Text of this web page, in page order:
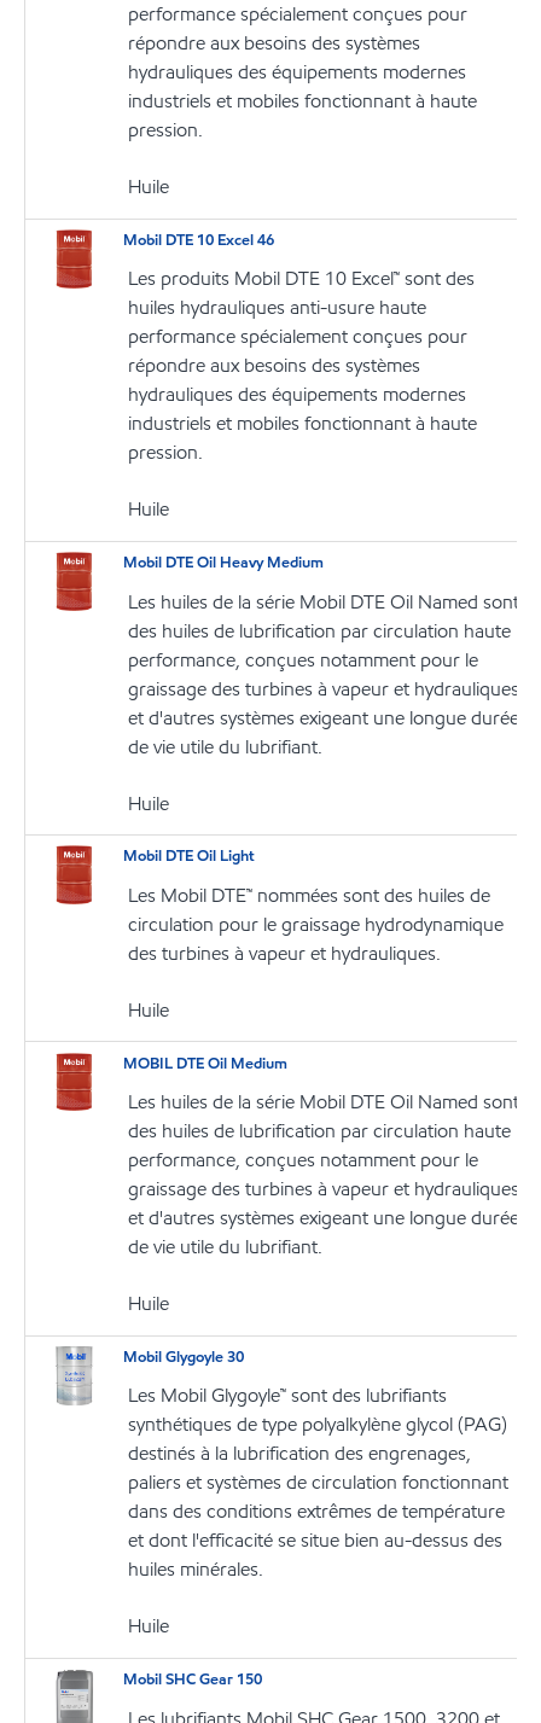
performance spécialement conçues pour
répondre aux besoins des systèmes
hydrauliques des équipements modernes
industriels et mobiles fonctionnant à haute
pression.
Huile
Mobil DTE 10 Excel 46
Les produits Mobil DTE 10 Excel™ sont des
huiles hydrauliques anti-usure haute
performance spécialement conçues pour
répondre aux besoins des systèmes
hydrauliques des équipements modernes
industriels et mobiles fonctionnant à haute
pression.
Huile
Mobil DTE Oil Heavy Medium
Les huiles de la série Mobil DTE Oil Named sont
des huiles de lubrification par circulation haute
performance, conçues notamment pour le
graissage des turbines à vapeur et hydrauliques
et d'autres systèmes exigeant une longue durée
de vie utile du lubrifiant.
Huile
Mobil DTE Oil Light
Les Mobil DTE™ nommées sont des huiles de
circulation pour le graissage hydrodynamique
des turbines à vapeur et hydrauliques.
Huile
MOBIL DTE Oil Medium
Les huiles de la série Mobil DTE Oil Named sont
des huiles de lubrification par circulation haute
performance, conçues notamment pour le
graissage des turbines à vapeur et hydrauliques
et d'autres systèmes exigeant une longue durée
de vie utile du lubrifiant.
Huile
Mobil Glygoyle 30
Les Mobil Glygoyle™ sont des lubrifiants
synthétiques de type polyalkylène glycol (PAG)
destinés à la lubrification des engrenages,
paliers et systèmes de circulation fonctionnant
dans des conditions extrêmes de température
et dont l'efficacité se situe bien au-dessus des
huiles minérales.
Huile
Mobil SHC Gear 150